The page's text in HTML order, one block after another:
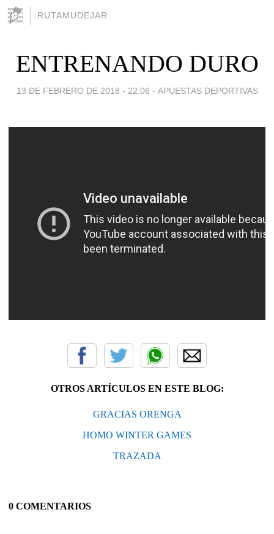
RUTAMUDEJAR
ENTRENANDO DURO
13 DE FEBRERO DE 2018 - 22:06 - APUESTAS DEPORTIVAS
OTROS ARTÍCULOS EN ESTE BLOG:
GRACIAS ORENGA
HOMO WINTER GAMES
TRAZADA
0 COMENTARIOS